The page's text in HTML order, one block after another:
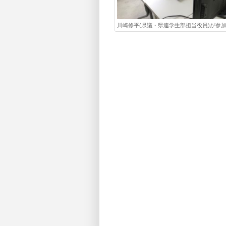
川崎修平(県議・県連学生部担当役員)が参加